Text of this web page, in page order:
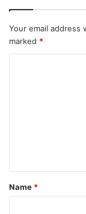
Your email address
marked *
Name *